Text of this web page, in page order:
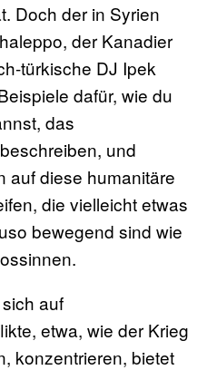
Doch der in Syrien
der Kanadier
türkische DJ Ipek
dafür, wie du
das
und
auf diese humanitäre
die vielleicht etwas
bewegend sind wie
auf
etwa, wie der Krieg
konzentrieren, bietet